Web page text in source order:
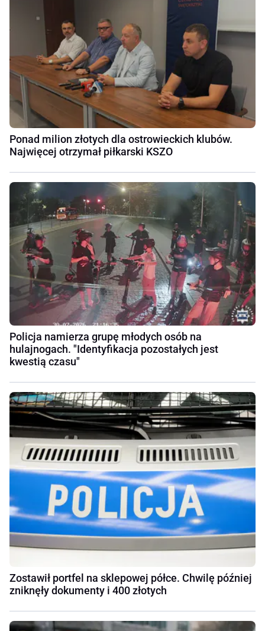
Ponad milion złotych dla ostrowieckich klubów.
Najwięcej otrzymał piłkarski KSZO
Policja namierza grupę młodych osób na
hulajnogach. "Identyfikacja pozostałych jest
kwestią czasu"
Zostawił portfel na sklepowej półce. Chwilę później
zniknęły dokumenty i 400 złotych